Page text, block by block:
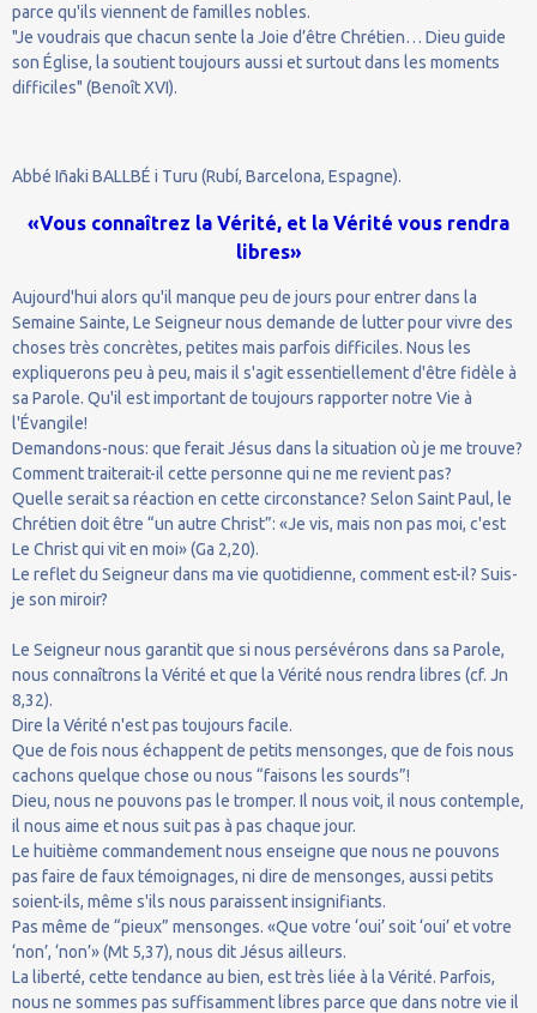
parce qu'ils viennent de familles nobles.
"Je voudrais que chacun sente la Joie d’être Chrétien… Dieu guide
son Église, la soutient toujours aussi et surtout dans les moments
difficiles" (Benoît XVI).
Abbé Iñaki BALLBÉ i Turu (Rubí, Barcelona, Espagne).
«Vous connaîtrez la Vérité, et la Vérité vous rendra
libres»
Aujourd'hui alors qu'il manque peu de jours pour entrer dans la
Semaine Sainte, Le Seigneur nous demande de lutter pour vivre des
choses très concrètes, petites mais parfois difficiles. Nous les
expliquerons peu à peu, mais il s'agit essentiellement d'être fidèle à
sa Parole. Qu'il est important de toujours rapporter notre Vie à
l'Évangile!
Demandons-nous: que ferait Jésus dans la situation où je me trouve?
Comment traiterait-il cette personne qui ne me revient pas?
Quelle serait sa réaction en cette circonstance? Selon Saint Paul, le
Chrétien doit être “un autre Christ”: «Je vis, mais non pas moi, c'est
Le Christ qui vit en moi» (Ga 2,20).
Le reflet du Seigneur dans ma vie quotidienne, comment est-il? Suis-
je son miroir?
Le Seigneur nous garantit que si nous persévérons dans sa Parole,
nous connaîtrons la Vérité et que la Vérité nous rendra libres (cf. Jn
8,32).
Dire la Vérité n'est pas toujours facile.
Que de fois nous échappent de petits mensonges, que de fois nous
cachons quelque chose ou nous “faisons les sourds”!
Dieu, nous ne pouvons pas le tromper. Il nous voit, il nous contemple,
il nous aime et nous suit pas à pas chaque jour.
Le huitième commandement nous enseigne que nous ne pouvons
pas faire de faux témoignages, ni dire de mensonges, aussi petits
soient-ils, même s'ils nous paraissent insignifiants.
Pas même de “pieux” mensonges. «Que votre ‘oui’ soit ‘oui’ et votre
‘non’, ‘non’» (Mt 5,37), nous dit Jésus ailleurs.
La liberté, cette tendance au bien, est très liée à la Vérité. Parfois,
nous ne sommes pas suffisamment libres parce que dans notre vie il